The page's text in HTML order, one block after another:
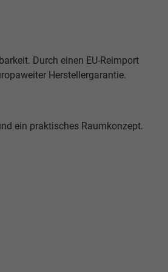
Durch einen EU-Reimport
Herstellergarantie.
ein praktisches Raumkonzept.